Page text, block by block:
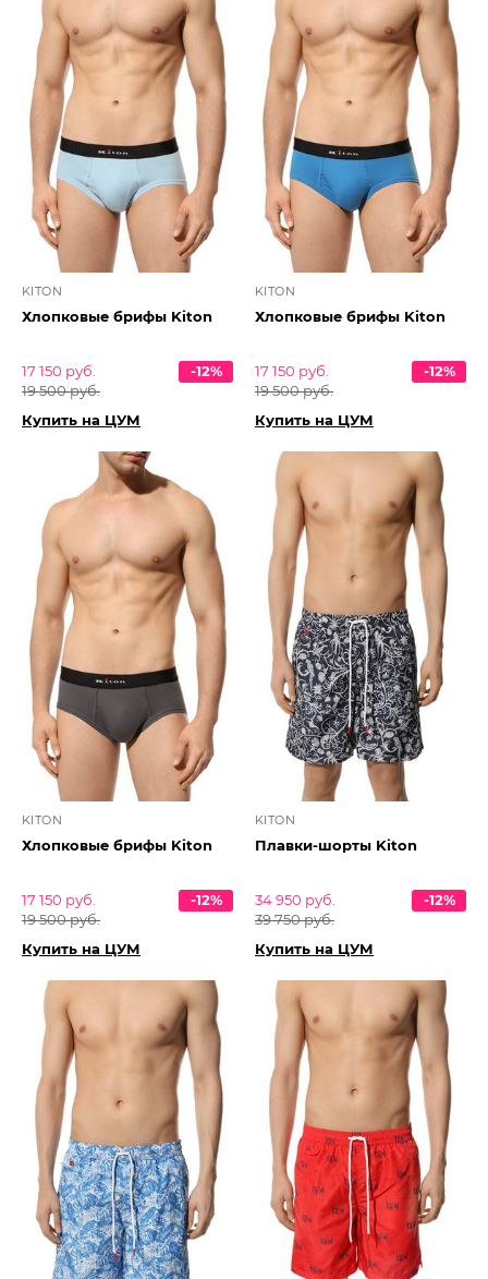
KITON
Хлопковые брифы Kiton
17 150 руб.
19 500 руб.
-12%
Купить на ЦУМ
KITON
Хлопковые брифы Kiton
17 150 руб.
19 500 руб.
-12%
Купить на ЦУМ
KITON
Хлопковые брифы Kiton
17 150 руб.
19 500 руб.
-12%
Купить на ЦУМ
KITON
Плавки-шорты Kiton
34 950 руб.
39 750 руб.
-12%
Купить на ЦУМ